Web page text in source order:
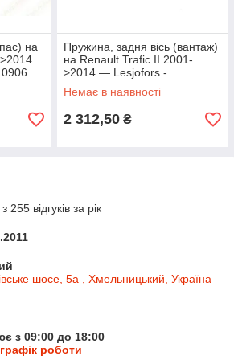
на
Пружина, задня вісь (вантаж)
на Renault Trafic II 2001-
>2014 — Lesjofors -
LS4263463
Немає в наявності
2 312,50 ₴
відгуків за рік
шосе, 5а , Хмельницький, Україна
з 09:00 до 18:00
роботи